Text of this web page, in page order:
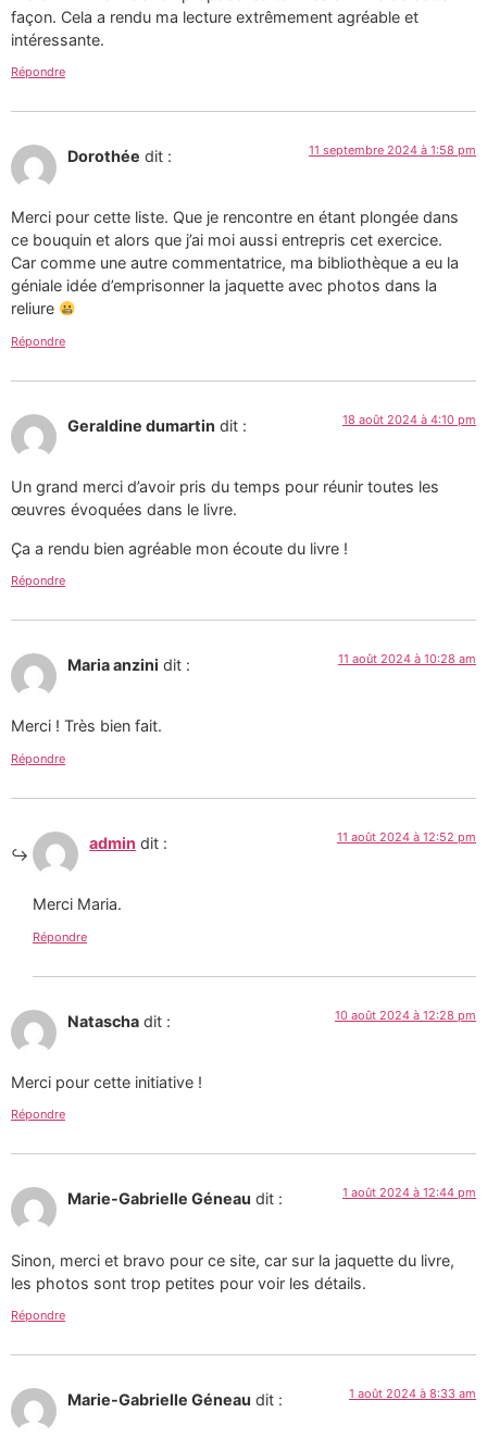
façon. Cela a rendu ma lecture extrêmement agréable et
intéressante.
Répondre
Dorothée dit : 11 septembre 2024 à 1:58 pm
Merci pour cette liste. Que je rencontre en étant plongée dans
ce bouquin et alors que j’ai moi aussi entrepris cet exercice.
Car comme une autre commentatrice, ma bibliothèque a eu la
géniale idée d’emprisonner la jaquette avec photos dans la
reliure
Répondre
Geraldine dumartin dit : 18 août 2024 à 4:10 pm
Un grand merci d’avoir pris du temps pour réunir toutes les
œuvres évoquées dans le livre.
Ça a rendu bien agréable mon écoute du livre !
Répondre
Maria anzini dit : 11 août 2024 à 10:28 am
Merci ! Très bien fait.
Répondre
admin dit : 11 août 2024 à 12:52 pm
Merci Maria.
Répondre
Natascha dit : 10 août 2024 à 12:28 pm
Merci pour cette initiative !
Répondre
Marie-Gabrielle Géneau dit : 1 août 2024 à 12:44 pm
Sinon, merci et bravo pour ce site, car sur la jaquette du livre,
les photos sont trop petites pour voir les détails.
Répondre
Marie-Gabrielle Géneau dit : 1 août 2024 à 8:33 am